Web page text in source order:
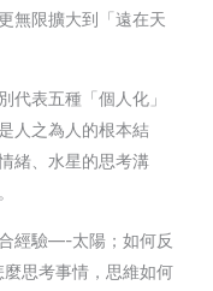
無限擴大到「遠在天
代表五種「個人化」
人之為人的根本結
緒、水星的思考溝
經驗—-太陽；如何反
思考事情，思維如何